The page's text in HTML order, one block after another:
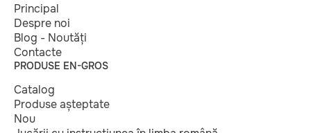
Principal
Despre noi
Blog - Noutăți
Contacte
PRODUSE EN-GROS
Catalog
Produse așteptate
Nou